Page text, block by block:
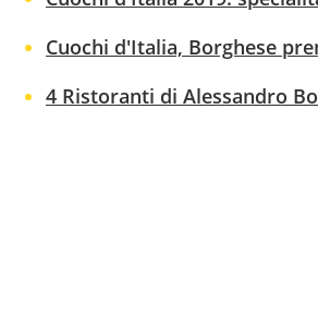
Cuochi d'Italia, Borghese
4 Ristoranti di Alessandro